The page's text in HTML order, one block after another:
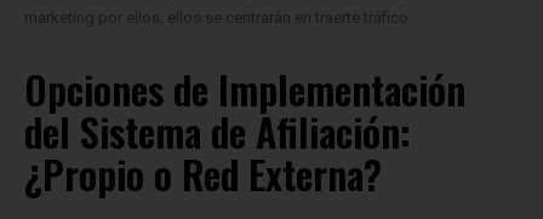
marketing por ellos, ellos se centrarán en traerte tráfico.
Opciones de Implementación
del Sistema de Afiliación:
¿Propio o Red Externa?